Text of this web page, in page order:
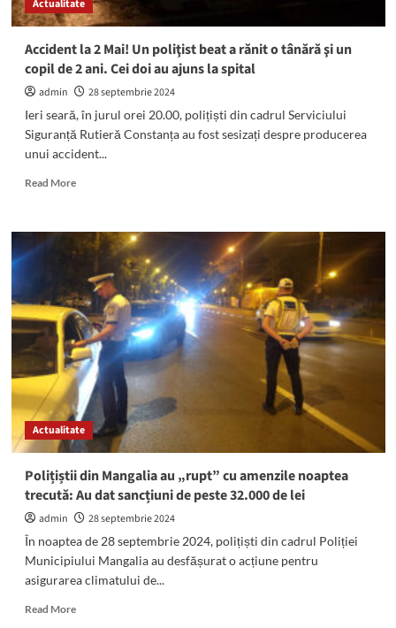
tir
cu
și
de
kureș,
și
meșteșuguri
tradiționale
Actualitate
Accident la 2 Mai! Un poliţist beat a rănit o tânără şi un
copil de 2 ani. Cei doi au ajuns la spital
admin
28 septembrie 2024
Ieri seară, în jurul orei 20.00, polițiști din cadrul Serviciului
Siguranță Rutieră Constanța au fost sesizați despre producerea
unui accident...
Read MoreRead
Accident
Mai!
Un
poliţist
beat
a
rănit
o
tânără
şi
un
copil
2
ani.
Cei
au
ajuns
la
Actualitate
Polițiștii din Mangalia au „rupt” cu amenzile noaptea
trecută: Au dat sancțiuni de peste 32.000 de lei
admin
28 septembrie 2024
În noaptea de 28 septembrie 2024, polițiști din cadrul Poliției
Municipiului Mangalia au desfășurat o acțiune pentru
asigurarea climatului de...
Read MoreRead